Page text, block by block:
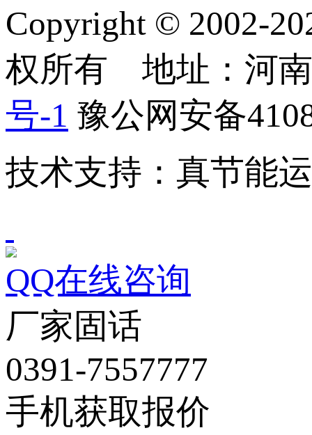
Copyright © 2002-
权所有 地址：河
号-1 豫公网安备
技术支持：真节能
QQ在线咨询
厂家固话
0391-7557777
手机获取报价